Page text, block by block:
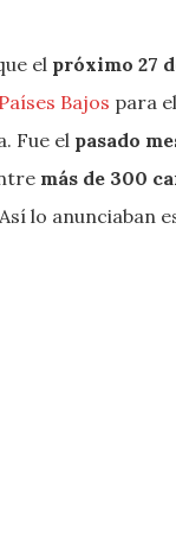
el próximo 27
Países Bajos para el
Fue el pasado
más de 300
lo anunciaban